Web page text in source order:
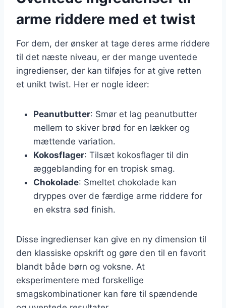
arme riddere med et twist
For dem, der ønsker at tage deres arme riddere
til det næste niveau, er der mange uventede
ingredienser, der kan tilføjes for at give retten
et unikt twist. Her er nogle ideer:
Peanutbutter: Smør et lag peanutbutter
mellem to skiver brød for en lækker og
mættende variation.
Kokosflager: Tilsæt kokosflager til din
æggeblanding for en tropisk smag.
Chokolade: Smeltet chokolade kan
dryppes over de færdige arme riddere for
en ekstra sød finish.
Disse ingredienser kan give en ny dimension til
den klassiske opskrift og gøre den til en favorit
blandt både børn og voksne. At
eksperimentere med forskellige
smagskombinationer kan føre til spændende